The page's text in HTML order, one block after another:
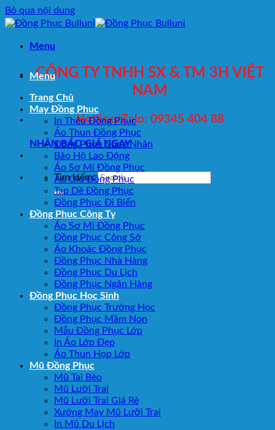
Bỏ qua nội dung
Menu
CÔNG TY TNHH SX & TM 3H VIỆT
NAM
Hotline/Zalo: 09345 404 88
NHẬN BÁO GIÁ NGAY
Tìm kiếm:
Menu
Trang Chủ
May Đồng Phục
In Thêu Đồng Phục
Áo Thun Đồng Phục
Đồng Phục Công Nhân
Bảo Hộ Lao Động
Áo Sơ Mi Đồng Phục
Áo Gió Đồng Phục
Tạp Dề Đồng Phục
Đồng Phục Đi Biển
Đồng Phục Công Ty
Áo Sơ Mi Đồng Phục
Đồng Phục Công Sở
Áo Khoác Đồng Phục
Đồng Phục Nhà Hàng
Đồng Phục Du Lịch
Đồng Phục Ngân Hàng
Đồng Phục Học Sinh
Đồng Phục Trường Học
Đồng Phục Mầm Non
Mẫu Đồng Phục Lớp
In Áo Lớp Đẹp
Áo Thun Họp Lớp
Mũ Đồng Phục
Mũ Tai Bèo
Mũ Lưỡi Trai
Mũ Lưỡi Trai Giá Rẻ
Xưởng May Mũ Lưỡi Trai
In Mũ Du Lịch